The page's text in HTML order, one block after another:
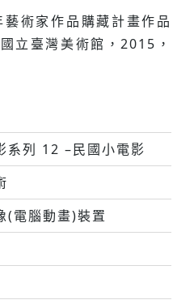
術家作品購藏計畫作品
立臺灣美術館，2015，
系列 12 –民國小電影
(電腦動畫)裝置